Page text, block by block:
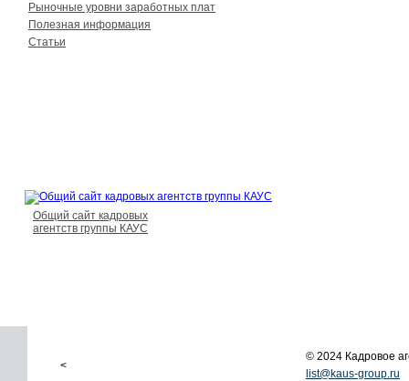
Рыночные уровни заработных плат
Полезная информация
Статьи
Общий сайт кадровых
агентств группы КАУС
<
© 2024 Кадровое
list@kaus-group.ru